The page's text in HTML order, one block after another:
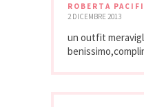
ROBERTA
2 DICEMBRE 2013
un outfit